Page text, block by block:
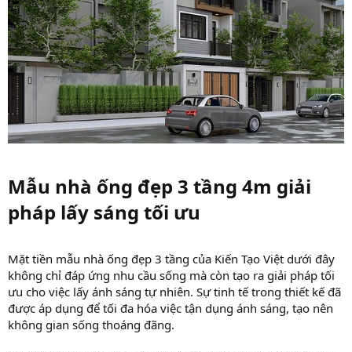
Mẫu nhà ống đẹp 3 tầng 4m giải
pháp lấy sáng tối ưu​
Mặt tiền mẫu nhà ống đẹp 3 tầng của Kiến Tạo Việt dưới đây
không chỉ đáp ứng nhu cầu sống mà còn tạo ra giải pháp tối
ưu cho việc lấy ánh sáng tự nhiên. Sự tinh tế trong thiết kế đã
được áp dụng để tối đa hóa việc tận dụng ánh sáng, tạo nên
không gian sống thoáng đãng.